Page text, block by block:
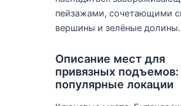
пейзажами, сочетающими
вершины и зелёные долины.
Описание мест для
привязных подъемов:
популярные локации